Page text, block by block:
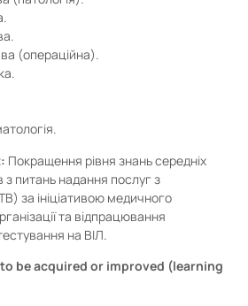
(операційна).
Покращення рівня знань середніх
з питань надання послуг з
за ініціативою медичного
та відпрацювання
на ВІЛ.
be acquired or improved (learning